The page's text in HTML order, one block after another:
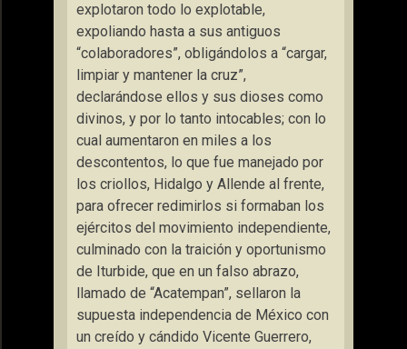
explotaron todo lo explotable,
expoliando hasta a sus antiguos
“colaboradores”, obligándolos a “cargar,
limpiar y mantener la cruz”,
declarándose ellos y sus dioses como
divinos, y por lo tanto intocables; con lo
cual aumentaron en miles a los
descontentos, lo que fue manejado por
los criollos, Hidalgo y Allende al frente,
para ofrecer redimirlos si formaban los
ejércitos del movimiento independiente,
culminado con la traición y oportunismo
de Iturbide, que en un falso abrazo,
llamado de “Acatempan”, sellaron la
supuesta independencia de México con
un creído y cándido Vicente Guerrero,